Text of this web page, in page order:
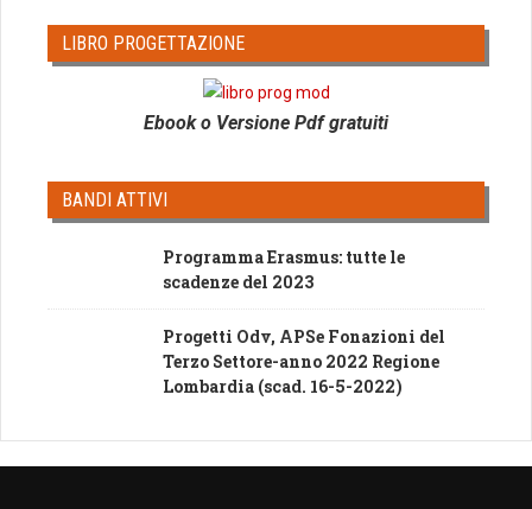
LIBRO PROGETTAZIONE
Ebook o Versione Pdf gratuiti
BANDI ATTIVI
Programma Erasmus: tutte le
scadenze del 2023
Progetti Odv, APSe Fonazioni del
Terzo Settore-anno 2022 Regione
Lombardia (scad. 16-5-2022)